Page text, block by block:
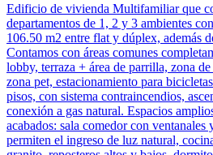
Edificio de vivienda Multifamiliar que
departamentos de 1, 2 y 3 ambientes
106.50 m2 entre flat y dúplex, además
Contamos con áreas comunes
lobby, terraza + área de parrilla, zona
zona pet, estacionamiento para
pisos, con sistema contraincendios,
conexión a gas natural. Espacios
acabados: sala comedor con ventanales
permiten el ingreso de luz natural,